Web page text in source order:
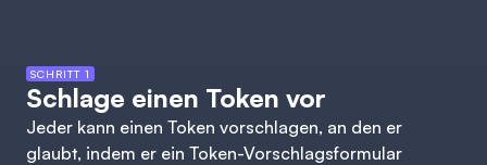
SCHRITT 1
Schlage einen Token vor
Jeder kann einen Token vorschlagen, an den er
glaubt, indem er ein Token-Vorschlagsformular